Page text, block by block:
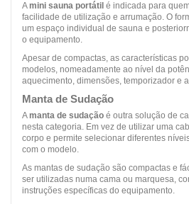
Amini sauna portátil é indicada para
facilidade de utilização e arrumação. O
um espaço individual de sauna e
o equipamento.
Apesar de compactas, as características
modelos, nomeadamente ao nível da
aquecimento, dimensões, temporizador e
Manta de Sudação
Amanta de sudação é outra solução de
nesta categoria. Em vez de utilizar uma
corpo e permite selecionar diferentes
com o modelo.
As mantas de sudação são compactas e
ser utilizadas numa cama ou marquesa,
instruções específicas do equipamento.